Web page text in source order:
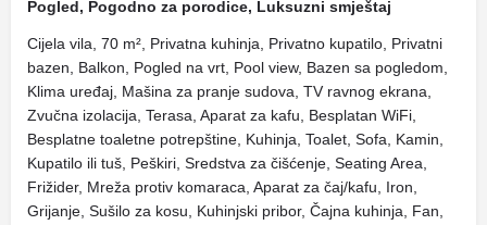
Pogled, Pogodno za porodice, Luksuzni smještaj
Cijela vila, 70 m², Privatna kuhinja, Privatno kupatilo, Privatni
bazen, Balkon, Pogled na vrt, Pool view, Bazen sa pogledom,
Klima uređaj, Mašina za pranje sudova, TV ravnog ekrana,
Zvučna izolacija, Terasa, Aparat za kafu, Besplatan WiFi,
Besplatne toaletne potrepštine, Kuhinja, Toalet, Sofa, Kamin,
Kupatilo ili tuš, Peškiri, Sredstva za čišćenje, Seating Area,
Frižider, Mreža protiv komaraca, Aparat za čaj/kafu, Iron,
Grijanje, Sušilo za kosu, Kuhinjski pribor, Čajna kuhinja, Fan,